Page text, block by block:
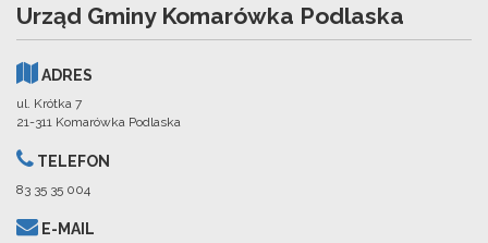
Urząd Gminy Komarówka Podlaska
ADRES
ul. Krótka 7
21-311 Komarówka Podlaska
TELEFON
83 35 35 004
E-MAIL